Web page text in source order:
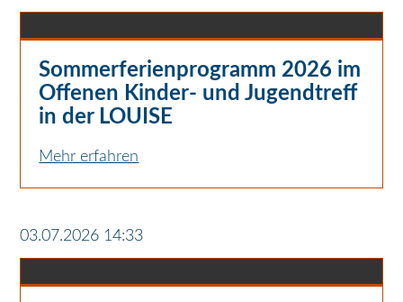
Sommerferienprogramm 2026 im
Offenen Kinder- und Jugendtreff
in der LOUISE
Mehr erfahren
03.07.2026 14:33